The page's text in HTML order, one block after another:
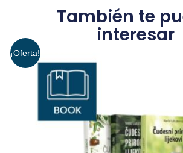
También te
interesar
¡Oferta!